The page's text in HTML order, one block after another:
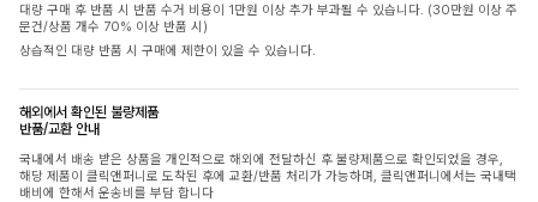
대량 구매 후 반품 시 반품 수거 비용이 1만원 이상 추가 부과될 수 있습니다. (30만원 이상 주
문건/상품 개수 70% 이상 반품 시)
상습적인 대량 반품 시 구매에 제한이 있을 수 있습니다.
해외에서 확인된 불량제품
반품/교환 안내
국내에서 배송 받은 상품을 개인적으로 해외에 전달하신 후 불량제품으로 확인되었을 경우,
해당 제품이 클릭앤퍼니로 도착된 후에 교환/반품 처리가 가능하며, 클릭앤퍼니에서는 국내택
배비에 한해서 운송비를 부담 합니다